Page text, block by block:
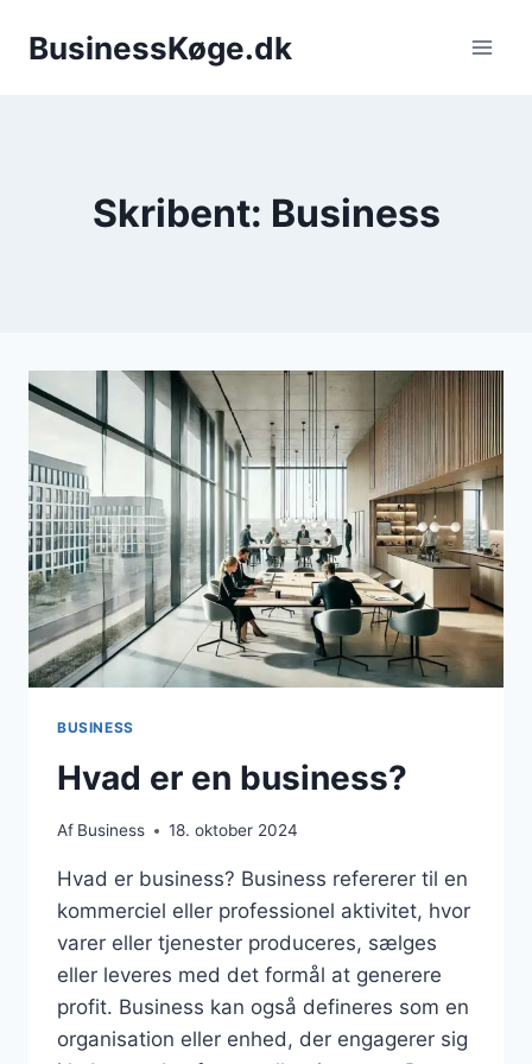
BusinessKøge.dk
Skribent: Business
BUSINESS
Hvad er en business?
Af Business 18. oktober 2024
Hvad er business? Business refererer til en
kommerciel eller professionel aktivitet, hvor
varer eller tjenester produceres, sælges
eller leveres med det formål at generere
profit. Business kan også defineres som en
organisation eller enhed, der engagerer sig